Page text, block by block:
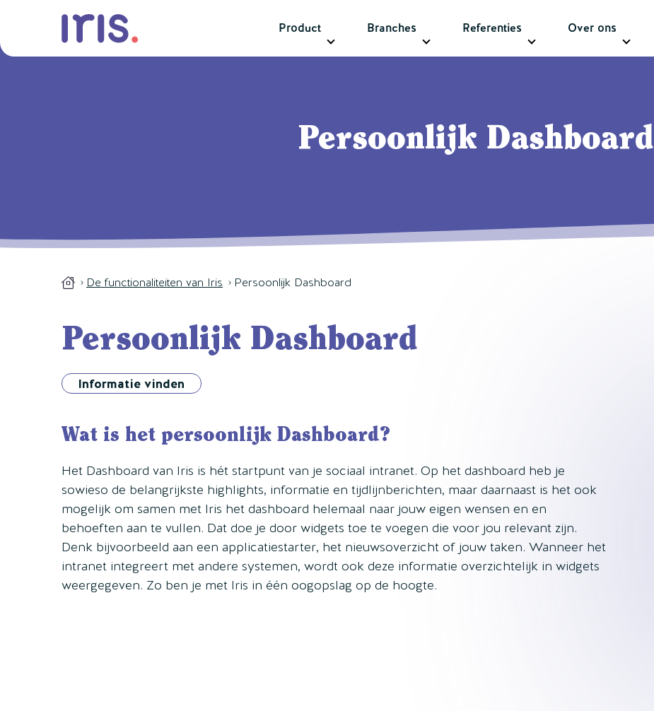
Product Branches Referenties Over ons
Persoonlijk Dashboard
De functionaliteiten van Iris Persoonlijk Dashboard
Persoonlijk Dashboard
Informatie vinden
Wat is het persoonlijk Dashboard?
Het Dashboard van Iris is hét startpunt van je sociaal intranet. Op het dashboard heb je
sowieso de belangrijkste highlights, informatie en tijdlijnberichten, maar daarnaast is het ook
mogelijk om samen met Iris het dashboard helemaal naar jouw eigen wensen en en
behoeften aan te vullen. Dat doe je door widgets toe te voegen die voor jou relevant zijn.
Denk bijvoorbeeld aan een applicatiestarter, het nieuwsoverzicht of jouw taken. Wanneer het
intranet integreert met andere systemen, wordt ook deze informatie overzichtelijk in widgets
weergegeven. Zo ben je met Iris in één oogopslag op de hoogte.